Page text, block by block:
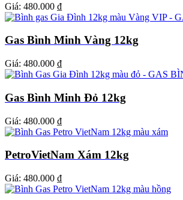
Giá: 480.000 ₫
Gas Bình Minh Vàng 12kg
Giá: 480.000 ₫
Gas Bình Minh Đỏ 12kg
Giá: 480.000 ₫
PetroVietNam Xám 12kg
Giá: 480.000 ₫